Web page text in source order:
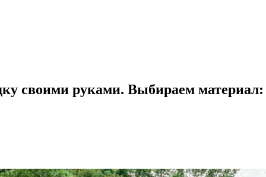
своими руками. Выбираем